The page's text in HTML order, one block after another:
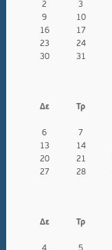
2
3
9
10
16
17
23
24
30
31
Δε Τρ
6
7
13
14
20
21
27
28
Δε Τρ